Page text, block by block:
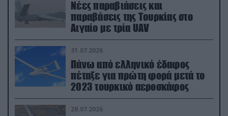
Νέες παραβιάσεις και
παραβάσεις της Τουρκίας στο
Αιγαίο με τρία UAV
31.07.2026
Πάνω από ελληνικό έδαφος
πέταξε για πρώτη φορά μετά το
2023 τουρκικό αεροσκάφος
29.07.2026